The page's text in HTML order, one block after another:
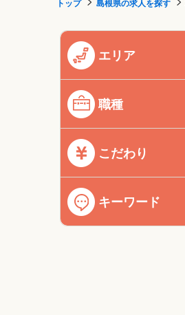
トップ 島根県の求人を探す
エリア
職種
こだわり
キーワード